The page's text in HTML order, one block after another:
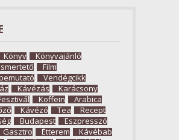
Könyv
Könyvajánló
Film
Vendégcikk
Kávézás
Karácsony
Koffein
Arabica
Kávézó Tea
Recept
Budapest
Eszpresszó
Gasztro Étterem
Kávébab